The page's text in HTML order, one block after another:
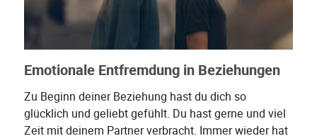
Emotionale Entfremdung in Beziehungen
Zu Beginn deiner Beziehung hast du dich so
glücklich und geliebt gefühlt. Du hast gerne und viel
Zeit mit deinem Partner verbracht. Immer wieder hat